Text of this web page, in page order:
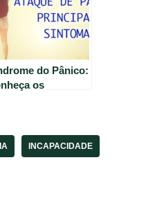
do Pânico:
os
INCAPACIDADE